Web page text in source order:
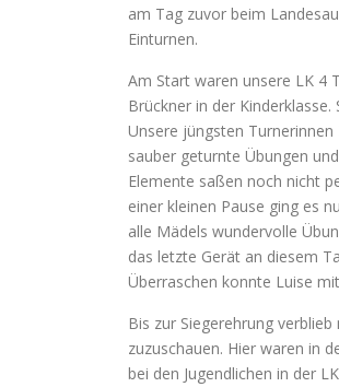
am Tag zuvor beim
Einturnen.
Am Start waren unsere LK 4
Brückner in der
Unsere jüngsten
sauber geturnte Übungen
Elemente saßen noch nicht
einer kleinen Pause ging es
alle Mädels wundervolle
das letzte Gerät an diesem
Überraschen konnte Luise
Bis zur Siegerehrung
zuzuschauen. Hier waren in
bei den Jugendlichen in der